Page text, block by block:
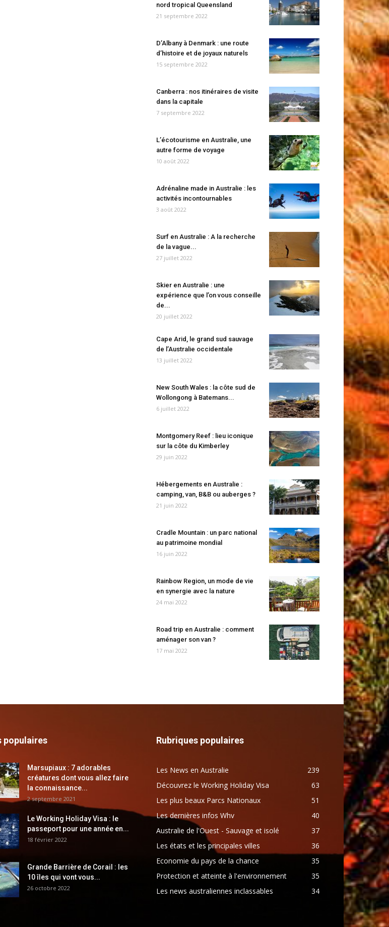
nord tropical Queensland
21 septembre 2022
D’Albany à Denmark : une route
d’histoire et de joyaux naturels
15 septembre 2022
Canberra : nos itinéraires de visite
dans la capitale
7 septembre 2022
L’écotourisme en Australie, une
autre forme de voyage
10 août 2022
Adrénaline made in Australie : les
activités incontournables
3 août 2022
Surf en Australie : A la recherche
de la vague...
27 juillet 2022
Skier en Australie : une
expérience que l’on vous conseille
de...
20 juillet 2022
Cape Arid, le grand sud sauvage
de l’Australie occidentale
13 juillet 2022
New South Wales : la côte sud de
Wollongong à Batemans...
6 juillet 2022
Montgomery Reef : lieu iconique
sur la côte du Kimberley
29 juin 2022
Hébergements en Australie :
camping, van, B&B ou auberges ?
21 juin 2022
Cradle Mountain : un parc national
au patrimoine mondial
16 juin 2022
Rainbow Region, un mode de vie
en synergie avec la nature
24 mai 2022
Road trip en Australie : comment
aménager son van ?
17 mai 2022
populaires
Marsupiaux : 7 adorables
créatures dont vous allez faire
la connaissance...
2 septembre 2021
Le Working Holiday Visa : le
passeport pour une année en...
18 février 2022
Grande Barrière de Corail : les
10 îles qui vont vous...
26 octobre 2022
Rubriques populaires
Les News en Australie
239
Découvrez le Working Holiday Visa
63
Les plus beaux Parcs Nationaux
51
Les dernières infos Whv
40
Australie de l'Ouest - Sauvage et isolé
37
Les états et les principales villes
36
Economie du pays de la chance
35
Protection et atteinte à l'environnement
35
Les news australiennes inclassables
34